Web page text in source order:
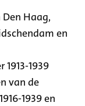
Haag,
en
1939
van de
1939 en